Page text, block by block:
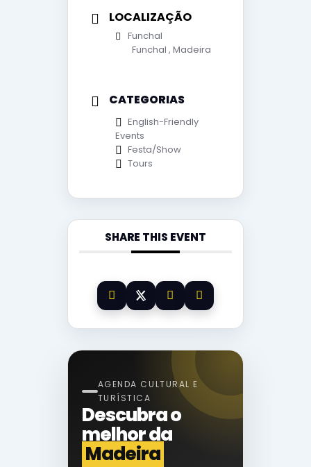
LOCALIZAÇÃO
Funchal
Funchal , Madeira
CATEGORIAS
English-Friendly
Events
Festa/Show
Tours
SHARE THIS EVENT
AGENDA CULTURAL E
TURÍSTICA
Descubra o
melhor da
Madeira